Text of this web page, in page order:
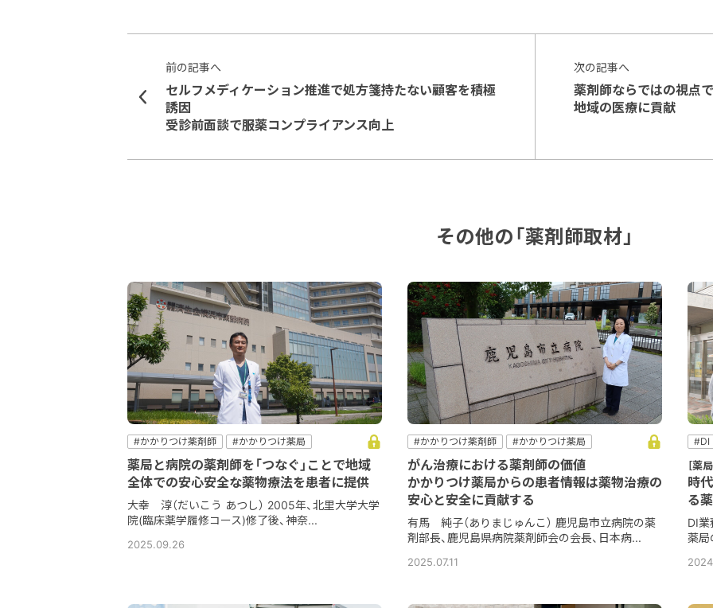
前の記事へ
セルフメディケーション推進で処方箋持たない顧客を積極
誘因
受診前面談で服薬コンプライアンス向上
次の記事へ
薬剤師ならではの視点
地域の医療に貢献
その他の「薬剤師取材」
#かかりつけ薬剤師
#かかりつけ薬局
#コミュニケーション
#病院
#病院薬剤師
#薬薬連携
薬局と病院の薬剤師を「つなぐ」ことで地域
全体での安心安全な薬物療法を患者に提供
大幸 淳（だいこう あつし） 2005年、北里大学大学
院(臨床薬学履修コース)修了後、神奈...
2025.09.26
#かかりつけ薬剤師
#かかりつけ薬局
#コミュニケーション
#他職種
#病院
#病院薬剤師
がん治療における薬剤師の価値
かかりつけ薬局からの患者情報は薬物治療の
安心と安全に貢献する
有馬 純子（ありまじゅんこ） 鹿児島市立病院の薬
剤部長、鹿児島県病院薬剤師会の会長、日本病...
2025.07.11
#DI
#服
［薬
時
る
DI業
薬局